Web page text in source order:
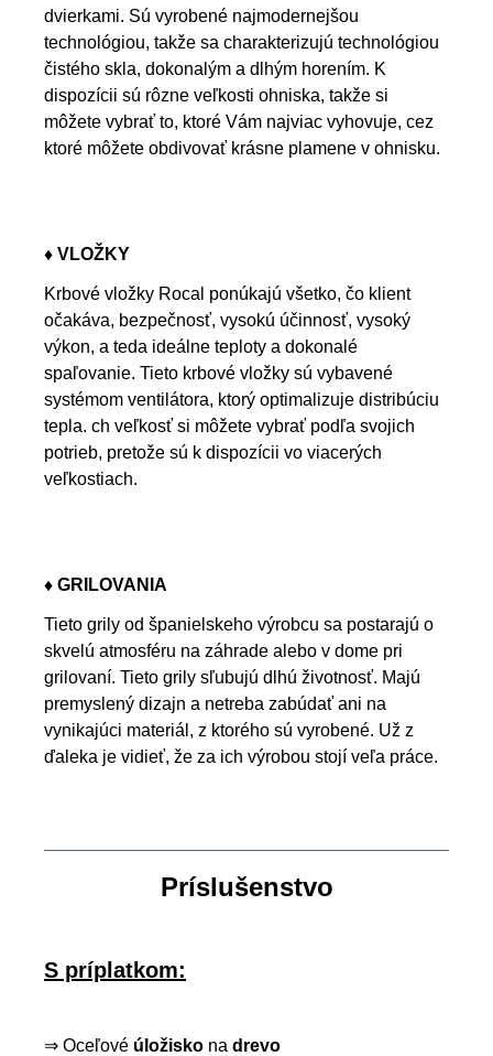
dvierkami. Sú vyrobené najmodernejšou
technológiou, takže sa charakterizujú technológiou
čistého skla, dokonalým a dlhým horením. K
dispozícii sú rôzne veľkosti ohniska, takže si
môžete vybrať to, ktoré Vám najviac vyhovuje, cez
ktoré môžete obdivovať krásne plamene v ohnisku.
♦ VLOŽKY
Krbové vložky Rocal ponúkajú všetko, čo klient
očakáva, bezpečnosť, vysokú účinnosť, vysoký
výkon, a teda ideálne teploty a dokonalé
spaľovanie. Tieto krbové vložky sú vybavené
systémom ventilátora, ktorý optimalizuje distribúciu
tepla. ch veľkosť si môžete vybrať podľa svojich
potrieb, pretože sú k dispozícii vo viacerých
veľkostiach.
♦ GRILOVANIA
Tieto grily od španielskeho výrobcu sa postarajú o
skvelú atmosféru na záhrade alebo v dome pri
grilovaní. Tieto grily sľubujú dlhú životnosť. Majú
premyslený dizajn a netreba zabúdať ani na
vynikajúci materiál, z ktorého sú vyrobené. Už z
ďaleka je vidieť, že za ich výrobou stojí veľa práce.
Príslušenstvo
S príplatkom:
⇒ Oceľové úložisko na drevo